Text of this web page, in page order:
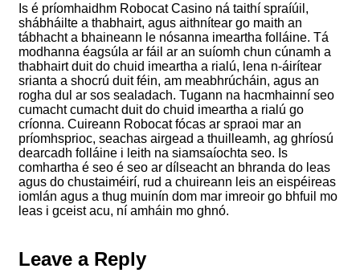
Is é príomhaidhm Robocat Casino ná taithí spraíúil,
shábháilte a thabhairt, agus aithnítear go maith an
tábhacht a bhaineann le nósanna imeartha folláine. Tá
modhanna éagsúla ar fáil ar an suíomh chun cúnamh a
thabhairt duit do chuid imeartha a rialú, lena n-áirítear
srianta a shocrú duit féin, am meabhrúcháin, agus an
rogha dul ar sos sealadach. Tugann na hacmhainní seo
cumacht cumacht duit do chuid imeartha a rialú go
críonna. Cuireann Robocat fócas ar spraoi mar an
príomhsprioc, seachas airgead a thuilleamh, ag ghríosú
dearcadh folláine i leith na siamsaíochta seo. Is
comhartha é seo é seo ar dílseacht an bhranda do leas
agus do chustaiméirí, rud a chuireann leis an eispéireas
iomlán agus a thug muinín dom mar imreoir go bhfuil mo
leas i gceist acu, ní amháin mo ghnó.
Leave a Reply